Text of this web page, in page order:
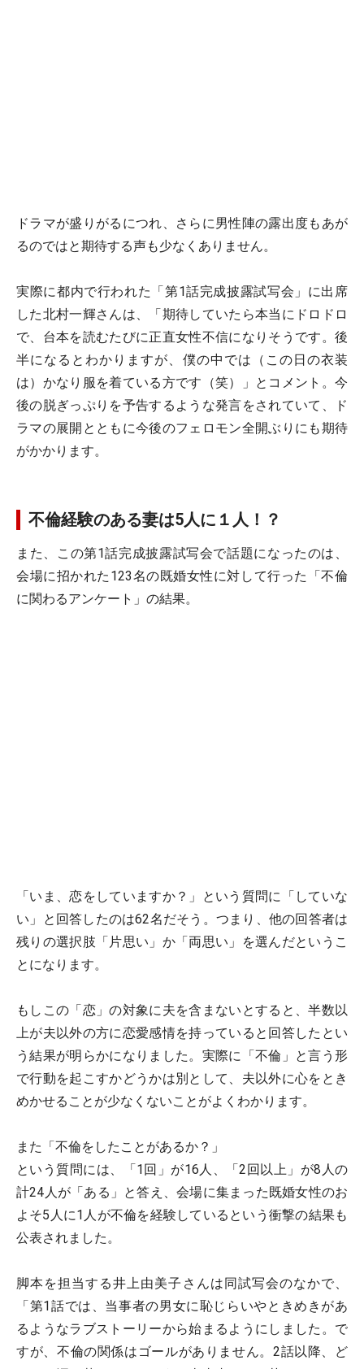
ドラマが盛りがるにつれ、さらに男性陣の露出度もあが
るのではと期待する声も少なくありません。
実際に都内で行われた「第1話完成披露試写会」に出席
した北村一輝さんは、「期待していたら本当にドロドロ
で、台本を読むたびに正直女性不信になりそうです。後
半になるとわかりますが、僕の中では（この日の衣装
は）かなり服を着ている方です（笑）」とコメント。今
後の脱ぎっぷりを予告するような発言をされていて、ド
ラマの展開とともに今後のフェロモン全開ぶりにも期待
がかかります。
不倫経験のある妻は5人に１人！？
また、この第1話完成披露試写会で話題になったのは、
会場に招かれた123名の既婚女性に対して行った「不倫
に関わるアンケート」の結果。
「いま、恋をしていますか？」という質問に「していな
い」と回答したのは62名だそう。つまり、他の回答者は
残りの選択肢「片思い」か「両思い」を選んだというこ
とになります。
もしこの「恋」の対象に夫を含まないとすると、半数以
上が夫以外の方に恋愛感情を持っていると回答したとい
う結果が明らかになりました。実際に「不倫」と言う形
で行動を起こすかどうかは別として、夫以外に心をとき
めかせることが少なくないことがよくわかります。
また「不倫をしたことがあるか？」
という質問には、「1回」が16人、「2回以上」が8人の
計24人が「ある」と答え、会場に集まった既婚女性のお
よそ5人に1人が不倫を経験しているという衝撃の結果も
公表されました。
脚本を担当する井上由美子さんは同試写会のなかで、
「第1話では、当事者の男女に恥じらいやときめきがあ
るようなラブストーリーから始まるようにしました。で
すが、不倫の関係はゴールがありません。2話以降、ど